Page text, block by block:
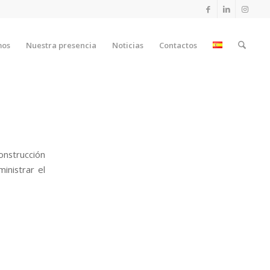
Nuestra presencia Noticias Contactos
el